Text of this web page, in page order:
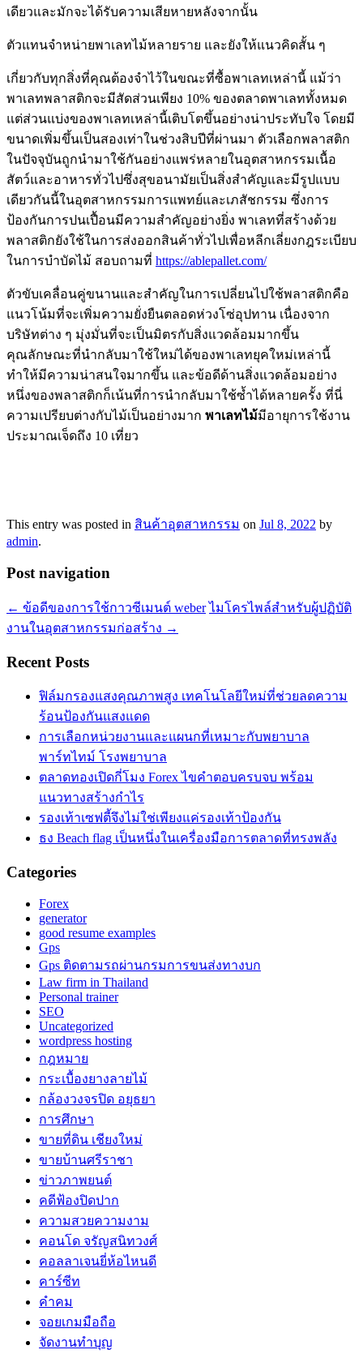
เดียวและมักจะได้รับความเสียหายหลังจากนั้น
ตัวแทนจำหน่ายพาเลทไม้หลายราย และยังให้แนวคิดสั้น ๆ
เกี่ยวกับทุกสิ่งที่คุณต้องจำไว้ในขณะที่ซื้อพาเลทเหล่านี้ แม้ว่า
พาเลทพลาสติกจะมีสัดส่วนเพียง 10% ของตลาดพาเลททั้งหมด
แต่ส่วนแบ่งของพาเลทเหล่านี้เติบโตขึ้นอย่างน่าประทับใจ โดยมี
ขนาดเพิ่มขึ้นเป็นสองเท่าในช่วงสิบปีที่ผ่านมา ตัวเลือกพลาสติก
ในปัจจุบันถูกนำมาใช้กันอย่างแพร่หลายในอุตสาหกรรมเนื้อ
สัตว์และอาหารทั่วไปซึ่งสุขอนามัยเป็นสิ่งสำคัญและมีรูปแบบ
เดียวกันนี้ในอุตสาหกรรมการแพทย์และเภสัชกรรม ซึ่งการ
ป้องกันการปนเปื้อนมีความสำคัญอย่างยิ่ง พาเลทที่สร้างด้วย
พลาสติกยังใช้ในการส่งออกสินค้าทั่วไปเพื่อหลีกเลี่ยงกฎระเบียบ
ในการบำบัดไม้ สอบถามที่ https://ablepallet.com/
ตัวขับเคลื่อนคู่ขนานและสำคัญในการเปลี่ยนไปใช้พลาสติกคือ
แนวโน้มที่จะเพิ่มความยั่งยืนตลอดห่วงโซ่อุปทาน เนื่องจาก
บริษัทต่าง ๆ มุ่งมั่นที่จะเป็นมิตรกับสิ่งแวดล้อมมากขึ้น
คุณลักษณะที่นำกลับมาใช้ใหม่ได้ของพาเลทยุคใหม่เหล่านี้
ทำให้มีความน่าสนใจมากขึ้น และข้อดีด้านสิ่งแวดล้อมอย่าง
หนึ่งของพลาสติกก็เน้นที่การนำกลับมาใช้ซ้ำได้หลายครั้ง ที่นี่
ความเปรียบต่างกับไม้เป็นอย่างมาก พาเลทไม้มีอายุการใช้งาน
ประมาณเจ็ดถึง 10 เที่ยว
This entry was posted in สินค้าอุตสาหกรรม on Jul 8, 2022 by
admin.
Post navigation
← ข้อดีของการใช้กาวซีเมนต์ weber ไมโครไพล์สำหรับผู้ปฏิบัติ
งานในอุตสาหกรรมก่อสร้าง →
Recent Posts
ฟิล์มกรองแสงคุณภาพสูง เทคโนโลยีใหม่ที่ช่วยลดความ
ร้อนป้องกันแสงแดด
การเลือกหน่วยงานและแผนกที่เหมาะกับพยาบาล
พาร์ทไทม์ โรงพยาบาล
ตลาดทองเปิดกี่โมง Forex ไขคำตอบครบจบ พร้อม
แนวทางสร้างกำไร
รองเท้าเซฟตี้จึงไม่ใช่เพียงแค่รองเท้าป้องกัน
ธง Beach flag เป็นหนึ่งในเครื่องมือการตลาดที่ทรงพลัง
Categories
Forex
generator
good resume examples
Gps
Gps ติดตามรถผ่านกรมการขนส่งทางบก
Law firm in Thailand
Personal trainer
SEO
Uncategorized
wordpress hosting
กฎหมาย
กระเบื้องยางลายไม้
กล้องวงจรปิด อยุธยา
การศึกษา
ขายที่ดิน เชียงใหม่
ขายบ้านศรีราชา
ข่าวภาพยนต์
คดีฟ้องปิดปาก
ความสวยความงาม
คอนโด จรัญสนิทวงศ์
คอลลาเจนยี่ห้อไหนดี
คาร์ซีท
คำคม
จอยเกมมือถือ
จัดงานทำบุญ